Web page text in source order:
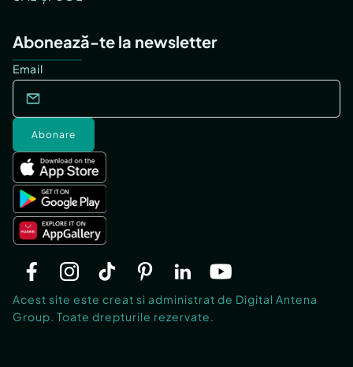
Abonează-te la newsletter
Email
Abonare
Acest site este creat si administrat de Digital Antena
Group. Toate drepturile rezervate.